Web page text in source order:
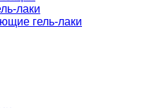
лаки
гель-лаки